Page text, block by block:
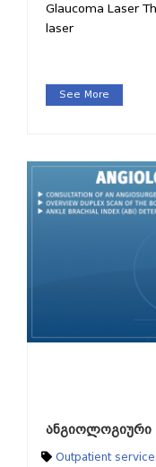
Glaucoma Laser
laser
See More
ანგიოლოგიური
Outpatient